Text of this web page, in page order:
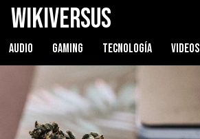
WikiVersus
AUDIO GAMING TECNOLOGÍA VIDEOS